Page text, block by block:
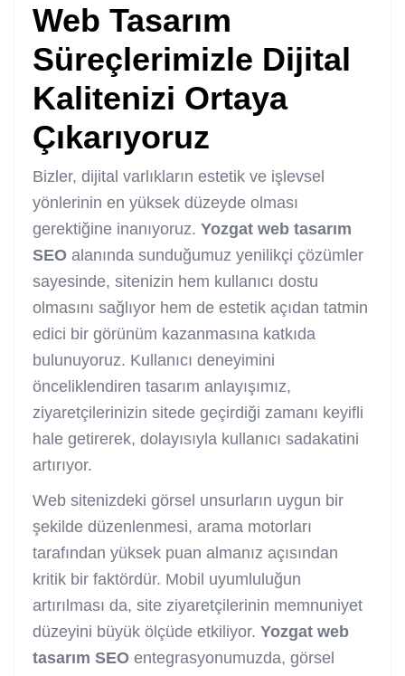
Web Tasarım
Süreçlerimizle Dijital
Kalitenizi Ortaya
Çıkarıyoruz
Bizler, dijital varlıkların estetik ve işlevsel
yönlerinin en yüksek düzeyde olması
gerektiğine inanıyoruz. Yozgat web tasarım
SEO alanında sunduğumuz yenilikçi çözümler
sayesinde, sitenizin hem kullanıcı dostu
olmasını sağlıyor hem de estetik açıdan tatmin
edici bir görünüm kazanmasına katkıda
bulunuyoruz. Kullanıcı deneyimini
önceliklendiren tasarım anlayışımız,
ziyaretçilerinizin sitede geçirdiği zamanı keyifli
hale getirerek, dolayısıyla kullanıcı sadakatini
artırıyor.
Web sitenizdeki görsel unsurların uygun bir
şekilde düzenlenmesi, arama motorları
tarafından yüksek puan almanız açısından
kritik bir faktördür. Mobil uyumluluğun
artırılması da, site ziyaretçilerinin memnuniyet
düzeyini büyük ölçüde etkiliyor. Yozgat web
tasarım SEO entegrasyonumuzda, görsel